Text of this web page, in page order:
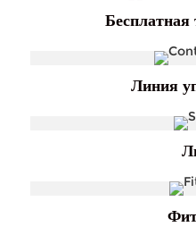
Линия